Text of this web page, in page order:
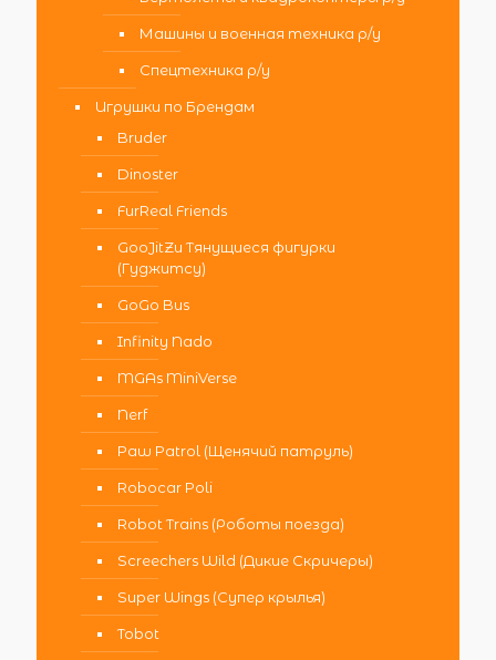
Машины и военная техника р/у
Спецтехника р/у
Игрушки по Брендам
Bruder
Dinoster
FurReal Friends
GooJitZu Тянущиеся фигурки
(Гуджитсу)
GoGo Bus
Infinity Nado
MGAs MiniVerse
Nerf
Paw Patrol (Щенячий патруль)
Robocar Poli
Robot Trains (Роботы поезда)
Screechers Wild (Дикие Скричеры)
Super Wings (Супер крылья)
Tobot